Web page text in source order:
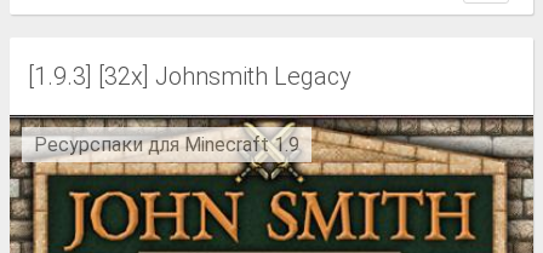
[1.9.3] [32x] Johnsmith Legacy
Ресурспаки для Minecraft 1.9